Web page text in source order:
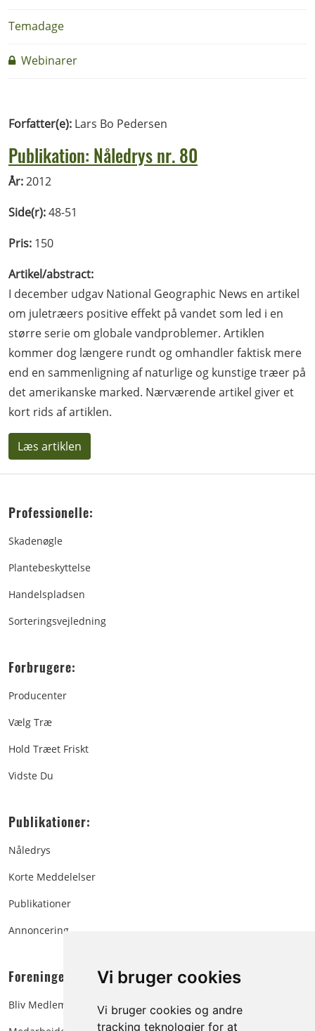
Vi bruger cookies
Vi bruger cookies og andre
tracking teknologier for at
Temadage
Webinarer
Forfatter(e): Lars Bo Pedersen
Publikation: Nåledrys nr. 80
År:2012
Side(r):48-51
Pris: 150
Artikel/abstract:
I december udgav National Geographic News en artikel
om juletræers positive effekt på vandet som led i en
større serie om globale vandproblemer. Artiklen
kommer dog længere rundt og omhandler faktisk mere
end en sammenligning af naturlige og kunstige træer på
det amerikanske marked. Nærværende artikel giver et
kort rids af artiklen.
Læs artiklen
Professionelle:
Skadenøgle
Plantebeskyttelse
Handelspladsen
Sorteringsvejledning
Forbrugere:
Producenter
Vælg Træ
Hold Træet Friskt
Vidste Du
Publikationer:
Nåledrys
Korte Meddelelser
Publikationer
Annoncering
Foreningen:
Bliv Medlem